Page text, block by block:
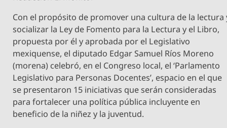
Con el propósito de promover una cultura de la lectura
socializar la Ley de Fomento para la Lectura y el Libro,
propuesta por él y aprobada por el Legislativo
mexiquense, el diputado Edgar Samuel Ríos Moreno
(morena) celebró, en el Congreso local, el ‘Parlamento
Legislativo para Personas Docentes’, espacio en el que
se presentaron 15 iniciativas que serán consideradas
para fortalecer una política pública incluyente en
beneficio de la niñez y la juventud.